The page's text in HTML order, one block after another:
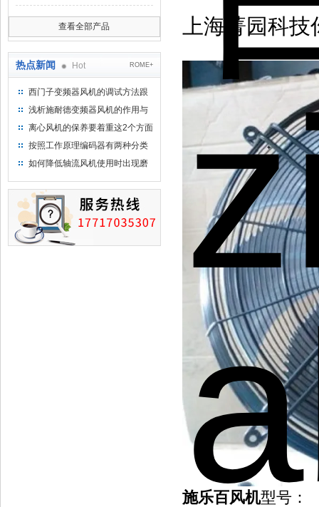
查看全部产品
热点新闻 Hot ROME+
西门子变频器风机的调试方法跟
步骤
浅析施耐德变频器风机的作用与
意义所在
离心风机的保养要着重这2个方面
按照工作原理编码器有两种分类
如何降低轴流风机使用时出现磨
上海菁园科
施乐百风机型号：